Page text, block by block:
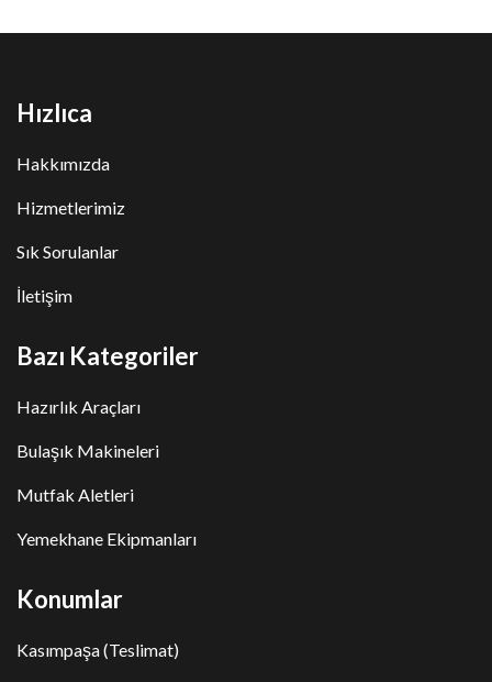
Hızlıca
Hakkımızda
Hizmetlerimiz
Sık Sorulanlar
İletişim
Bazı Kategoriler
Hazırlık Araçları
Bulaşık Makineleri
Mutfak Aletleri
Yemekhane Ekipmanları
Konumlar
Kasımpaşa (Teslimat)